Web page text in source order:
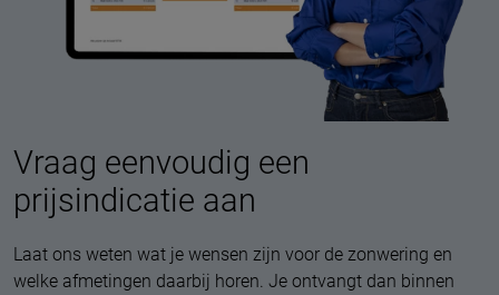
Vraag eenvoudig een
prijsindicatie aan
Laat ons weten wat je wensen zijn voor de zonwering en
welke afmetingen daarbij horen. Je ontvangt dan binnen